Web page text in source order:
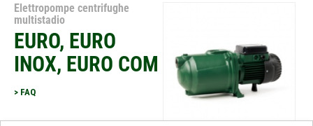
Elettropompe centrifughe
multistadio
EURO, EURO
INOX, EURO COM
> FAQ